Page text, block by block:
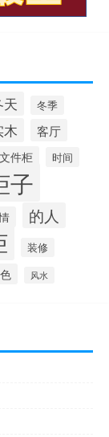
天 冬季
木 客厅
文件柜 时间
子
的人
装修
风水